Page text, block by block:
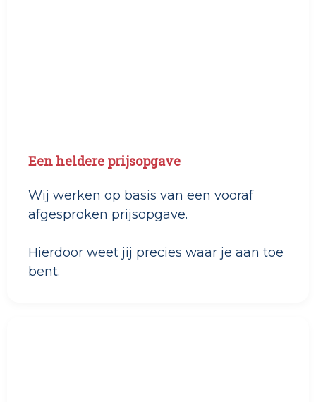
Een heldere prijsopgave
Wij werken op basis van een vooraf
afgesproken prijsopgave.
Hierdoor weet jij precies waar je aan toe
bent.